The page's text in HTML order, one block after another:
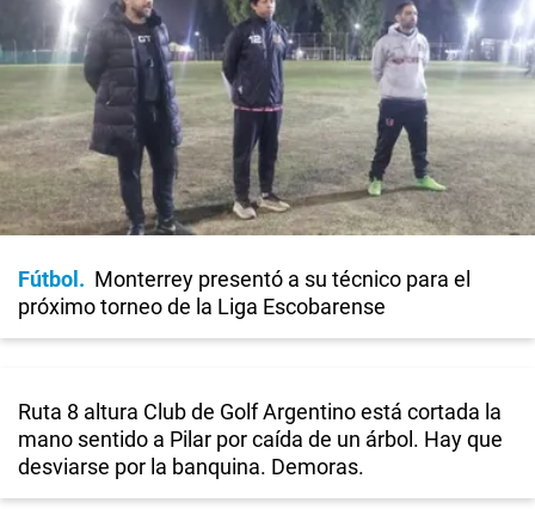
Fútbol
Monterrey presentó a su técnico para el
próximo torneo de la Liga Escobarense
Ruta 8 altura Club de Golf Argentino está cortada la
mano sentido a Pilar por caída de un árbol. Hay que
desviarse por la banquina. Demoras.